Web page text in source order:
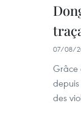
07/08/
Grâce
des